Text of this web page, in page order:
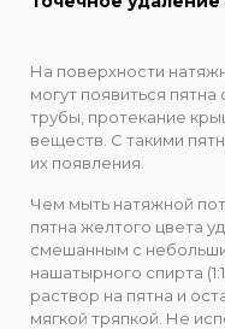
На поверхности
могут появиться
трубы, протекание
веществ. С такими
их появления.
Чем мыть натяжной
пятна желтого цвета
смешанным с
нашатырного спирта
раствор на пятна и
мягкой тряпкой. Не